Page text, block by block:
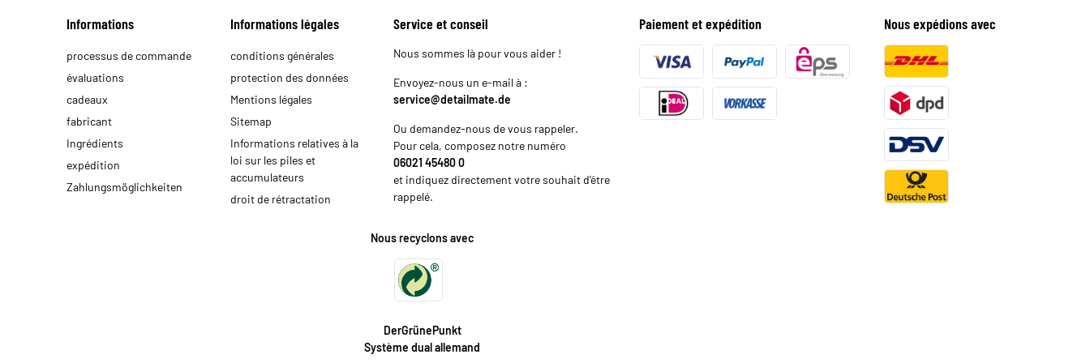
Informations
processus de commande
évaluations
cadeaux
fabricant
Ingrédients
expédition
Zahlungsmöglichkeiten
Informations légales
conditions générales
protection des données
Mentions légales
Sitemap
Informations relatives à la
loi sur les piles et
accumulateurs
droit de rétractation
Service et conseil
Nous sommes là pour vous aider !
Envoyez-nous un e-mail à :
service@detailmate.de
Ou demandez-nous de vous rappeler.
Pour cela, composez notre numéro
06021 45480 0
et indiquez directement votre souhait d'être
rappelé.
Paiement et expédition Nous expédions avec
Nous recyclons avec
DerGrünePunkt
Système dual allemand